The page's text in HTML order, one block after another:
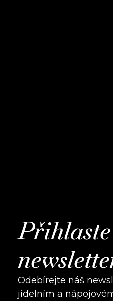
Odebírejte náš
jídelním a